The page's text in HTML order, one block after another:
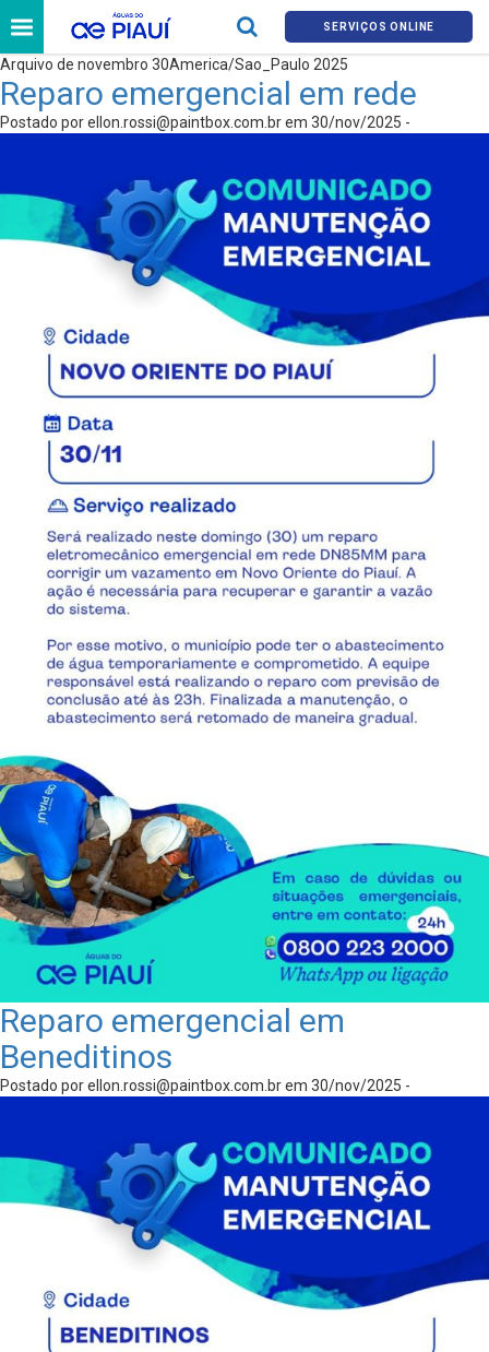
SERVIÇOS ONLINE
Arquivo de novembro 30America/Sao_Paulo 2025
Reparo emergencial em rede
Postado porellon.rossi@paintbox.com.brem 30/nov/2025 -
Reparo emergencial em
Beneditinos
Postado porellon.rossi@paintbox.com.brem 30/nov/2025 -